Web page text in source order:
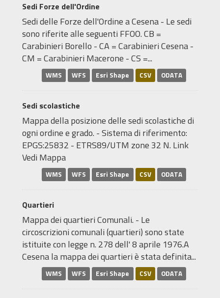
Sedi Forze dell'Ordine
Sedi delle Forze dell'Ordine a Cesena - Le sedi
sono riferite alle seguenti FFOO. CB =
Carabinieri Borello - CA = Carabinieri Cesena -
CM = Carabinieri Macerone - CS =...
WMS WFS Esri Shape CSV ODATA
Sedi scolastiche
Mappa della posizione delle sedi scolastiche di
ogni ordine e grado. - Sistema di riferimento:
EPGS:25832 - ETRS89/UTM zone 32 N. Link
Vedi Mappa
WMS WFS Esri Shape CSV ODATA
Quartieri
Mappa dei quartieri Comunali. - Le
circoscrizioni comunali (quartieri) sono state
istituite con legge n. 278 dell' 8 aprile 1976.A
Cesena la mappa dei quartieri è stata definita...
WMS WFS Esri Shape CSV ODATA